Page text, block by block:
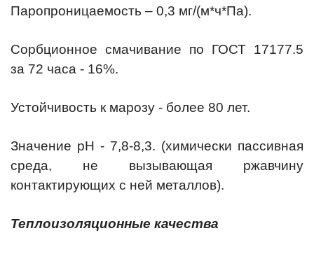
Паропроницаемость – 0,3 мг/(м*ч*Па).
Сорбционное смачивание по ГОСТ 17177.5
за 72 часа - 16%.
Устойчивость к марозу - более 80 лет.
Значение pH - 7,8-8,3. (химически пассивная
среда, не вызывающая ржавчину
контактирующих с ней металлов).
Теплоизоляционные качества